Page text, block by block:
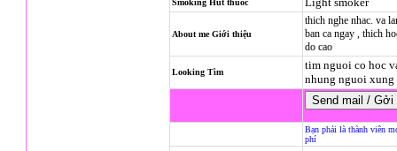
Smoking Hút thuốc
About me Giới thiệu
thich nghe nhac. va
ban ca ngay , thich
do cao
Looking Tìm
tim nguoi co hoc
nhung nguoi xung
Bạn phải là thành viên
phí